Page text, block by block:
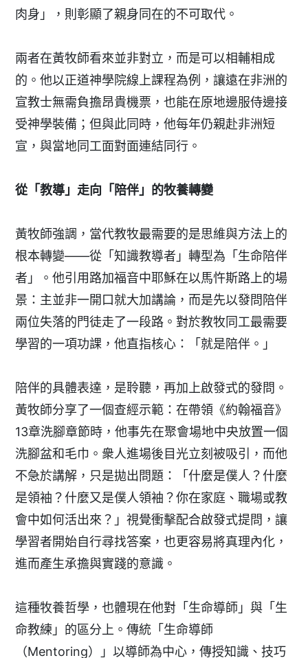
肉身」，則彰顯了親身同在的不可取代。
兩者在黃牧師看來並非對立，而是可以相輔相成
的。他以正道神學院線上課程為例，讓遠在非洲的
宣教士無需負擔昂貴機票，也能在原地邊服侍邊接
受神學裝備；但與此同時，他每年仍親赴非洲短
宣，與當地同工面對面連結同行。
從「教導」走向「陪伴」的牧養轉變
黃牧師強調，當代教牧最需要的是思維與方法上的
根本轉變——從「知識教導者」轉型為「生命陪伴
者」。他引用路加福音中耶穌在以馬忤斯路上的場
景：主並非一開口就大加講論，而是先以發問陪伴
兩位失落的門徒走了一段路。對於教牧同工最需要
學習的一項功課，他直指核心：「就是陪伴。」
陪伴的具體表達，是聆聽，再加上啟發式的發問。
黃牧師分享了一個查經示範：在帶領《約翰福音》
13章洗腳章節時，他事先在聚會場地中央放置一個
洗腳盆和毛巾。衆人進場後目光立刻被吸引，而他
不急於講解，只是拋出問題：「什麼是僕人？什麼
是領袖？什麼又是僕人領袖？你在家庭、職場或教
會中如何活出來？」視覺衝擊配合啟發式提問，讓
學習者開始自行尋找答案，也更容易將真理內化，
進而產生承擔與實踐的意識。
這種牧養哲學，也體現在他對「生命導師」與「生
命教練」的區分上。傳統「生命導師
（Mentoring）」以導師為中心，傳授知識、技巧